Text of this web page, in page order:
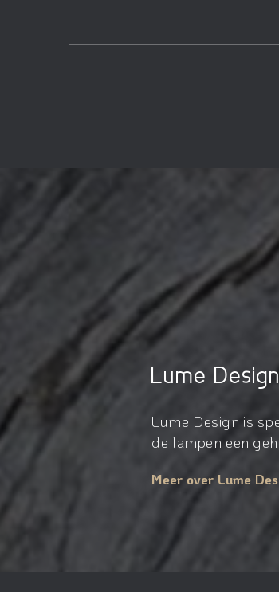
Lume
Lume Design is
de lampen een
Meer over Lume